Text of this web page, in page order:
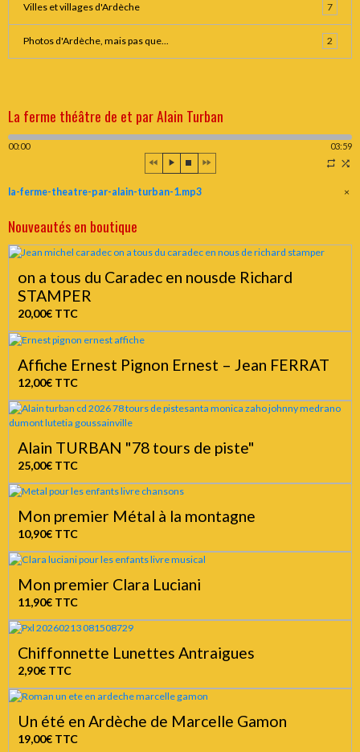
Villes et villages d'Ardèche 7
Photos d'Ardèche, mais pas que... 2
La ferme théâtre de et par Alain Turban
00:00 03:59
×
la-ferme-theatre-par-alain-turban-1.mp3
Nouveautés en boutique
on a tous du Caradec en nousde Richard
STAMPER
20,00€ TTC
Affiche Ernest Pignon Ernest – Jean FERRAT
12,00€ TTC
Alain TURBAN "78 tours de piste"
25,00€ TTC
Mon premier Métal à la montagne
10,90€ TTC
Mon premier Clara Luciani
11,90€ TTC
Chiffonnette Lunettes Antraigues
2,90€ TTC
Un été en Ardèche de Marcelle Gamon
19,00€ TTC